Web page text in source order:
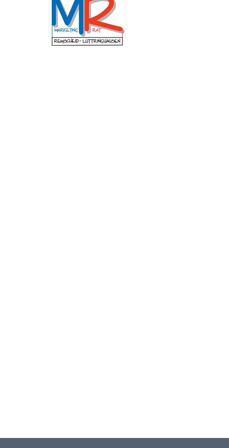
Schulung am Institut der Feuerwehr Nordrhein-
Westfalen (IdF NRW) stand die Arbeit in
Krisenstäben. Anhand praxisnaher Szenarien
wurden Abläufe, Zuständigkeiten und
Entscheidungswege trainiert, die bei
(red) ln den Sommermonaten bieten die